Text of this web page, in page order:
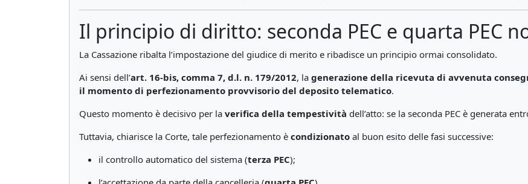
Il principio di diritto: seconda PEC e quarta PEC
La Cassazione ribalta l’impostazione del giudice di merito e ribadisce un principio ormai consolidato.
Ai sensi dell’art. 16-bis, comma 7, d.l. n. 179/2012, la generazione della ricevuta di avvenuta
il momento di perfezionamento provvisorio del deposito telematico.
Questo momento è decisivo per la verifica della tempestività dell’atto: se la seconda PEC è generata
Tuttavia, chiarisce la Corte, tale perfezionamento è condizionato al buon esito delle fasi successive:
il controllo automatico del sistema (terza PEC);